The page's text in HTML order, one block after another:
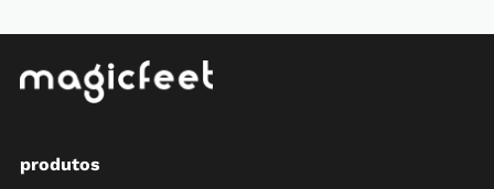
produtos